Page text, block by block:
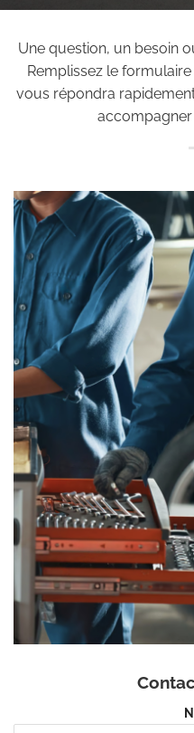
Une question, un besoin
Remplissez le
vous répondra
accompagner